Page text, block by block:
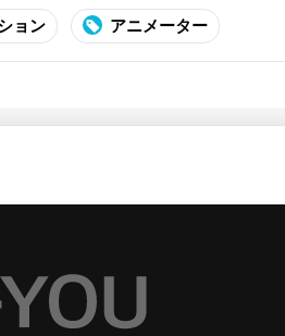
ョン アニメーター